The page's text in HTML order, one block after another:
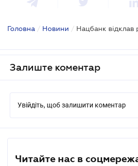
Головна / Новини / Нацбанк відклав
Залиште коментар
Увійдіть, щоб залишити коментар
Читайте нас в